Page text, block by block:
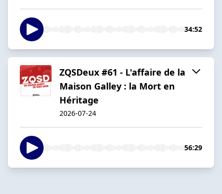
34:52
ZQSDeux #61 - L'affaire de la
Maison Galley : la Mort en
Héritage
2026-07-24
56:29